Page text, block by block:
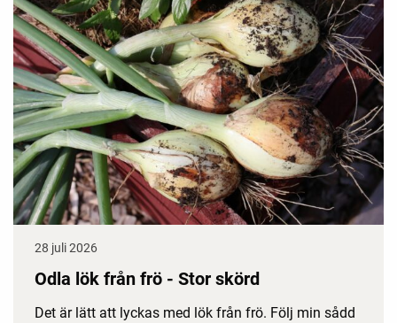
28 juli 2026
Odla lök från frö - Stor skörd
Det är lätt att lyckas med lök från frö. Följ min sådd